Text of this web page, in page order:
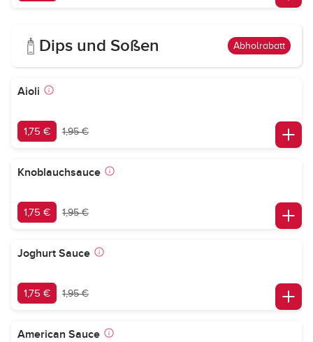
Dips und Soßen Abholrabatt
Aioli
1,75 € 1,95 €
Knoblauchsauce
1,75 € 1,95 €
Joghurt Sauce
1,75 € 1,95 €
American Sauce